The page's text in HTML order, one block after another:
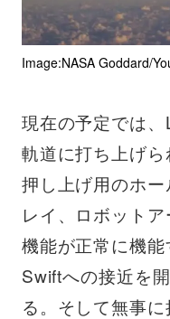
Image:NASA Goddard/
現在の予定では
軌道に打ち上げ
押し上げ用のホ
レイ、ロボット
機能が正常に機能
Swiftへの接近を
る。そして無事